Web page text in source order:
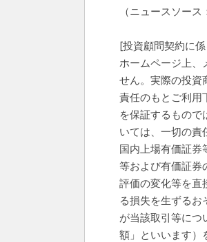
（ニュースソー
[投資顧問契約に
ホームページ上、
せん。実際の投資
責任のもとご利用
を保証するもの
いては、一切の責
国内上場有価証券
等および有価証券
評価の変化等を直
る損失を生ずる
が当該取引等につ
額」といいます）